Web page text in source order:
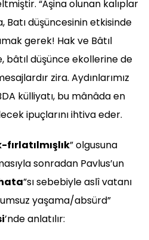
“Âşina olunan kalıplar
Batı düşüncesinin etkisinde
gerek! Hak ve Bâtıl
bâtıl düşünce ekollerine de
zira. Aydınlarımız
külliyatı, bu mânâda en
ipuçlarını ihtiva eder.
” olgusuna
sonradan Pavlus’un
”sı sebebiyle aslî vatanı
yaşama/absürd”
’nde anlatılır: